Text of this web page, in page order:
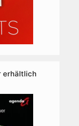
erhältlich